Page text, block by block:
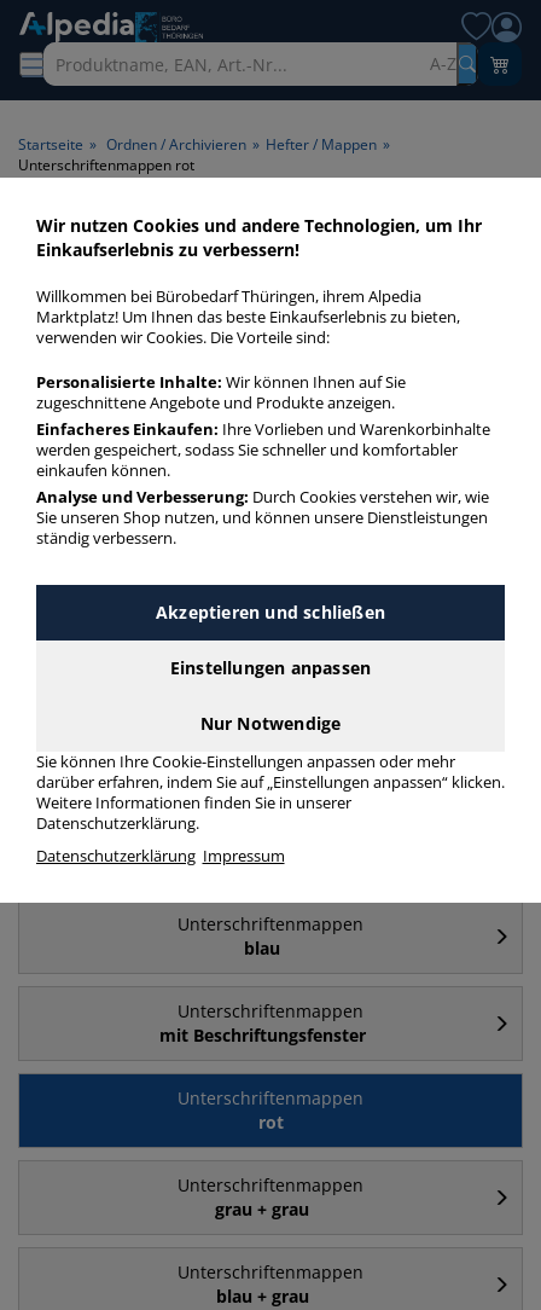
A-Z
Startseite » Ordnen / Archivieren » Hefter / Mappen »
Unterschriftenmappen rot
Unterschriftenmappen rot >
Farbe außen/innen rot
Unterschriftenmappen rot in bester Qualität zum günstigen
unserer Filter-Funktion.
Unterschriftenmappen rot
mehr Infos zur Kategorie
Unterschriftenmappen
Unterschriftenmappen
10 Fächer
Unterschriftenmappen
5 Fächer
Unterschriftenmappen
blau
Unterschriftenmappen
mit Beschriftungsfenster
Unterschriftenmappen
rot
Unterschriftenmappen
grau + grau
Unterschriftenmappen
blau + grau
Wir nutzen Cookies und andere Technologien, um Ihr
Einkaufserlebnis zu verbessern!
Willkommen bei Bürobedarf Thüringen, ihrem Alpedia
Marktplatz! Um Ihnen das beste Einkaufserlebnis zu bieten,
verwenden wir Cookies. Die Vorteile sind:
Personalisierte Inhalte: Wir können Ihnen auf Sie
zugeschnittene Angebote und Produkte anzeigen.
Einfacheres Einkaufen: Ihre Vorlieben und Warenkorbinhalte
werden gespeichert, sodass Sie schneller und komfortabler
einkaufen können.
Analyse und Verbesserung: Durch Cookies verstehen wir, wie
Sie unseren Shop nutzen, und können unsere Dienstleistungen
ständig verbessern.
Akzeptieren und schließen
Einstellungen anpassen
Nur Notwendige
Sie können Ihre Cookie-Einstellungen anpassen oder mehr
darüber erfahren, indem Sie auf „Einstellungen anpassen“ klicken.
Weitere Informationen finden Sie in unserer
Datenschutzerklärung.
Datenschutzerklärung Impressum